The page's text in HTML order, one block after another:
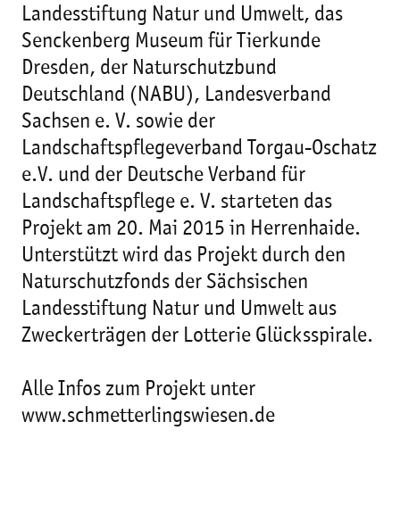
Landesstiftung Natur und Umwelt, das
Senckenberg Museum für Tierkunde
Dresden, der Naturschutzbund
Deutschland (NABU), Landesverband
Sachsen e. V. sowie der
Landschaftspflegeverband Torgau-Oschatz
e.V. und der Deutsche Verband für
Landschaftspflege e. V. starteten das
Projekt am 20. Mai 2015 in Herrenhaide.
Unterstützt wird das Projekt durch den
Naturschutzfonds der Sächsischen
Landesstiftung Natur und Umwelt aus
Zweckerträgen der Lotterie Glücksspirale.
Alle Infos zum Projekt unter
www.schmetterlingswiesen.de